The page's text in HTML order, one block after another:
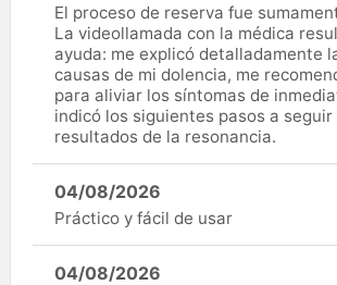
El proceso de reserva fue
La videollamada con la médica
ayuda: me explicó detalladamente
causas de mi dolencia, me
para aliviar los síntomas de
indicó los siguientes pasos a seguir
resultados de la resonancia.
04/08/2026
Práctico y fácil de usar
04/08/2026